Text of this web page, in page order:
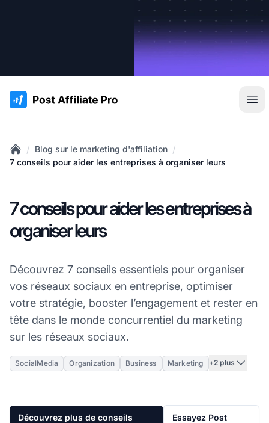
:site.title
Home
/ Blog sur le marketing d'affiliation /
7 conseils pour aider les entreprises à organiser leurs
7 conseils pour aider les entreprises à
organiser leurs
Découvrez 7 conseils essentiels pour organiser
vos réseaux sociaux en entreprise, optimiser
votre stratégie, booster l’engagement et rester en
tête dans le monde concurrentiel du marketing
sur les réseaux sociaux.
SocialMedia Organization Business Marketing +2 plus
Découvrez plus de conseils
Essayez Post